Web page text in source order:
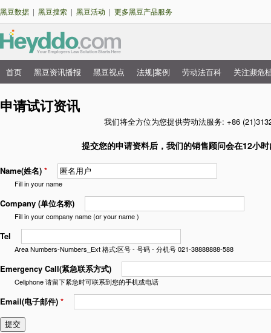
转
要
内
黑豆数据 | 黑豆搜索 | 黑豆活动 | 更多黑豆产品服务
主
菜
单
首页 黑豆资讯播报 黑豆视点 法规|案例 劳动法百科 关注濒危
申请试订资讯
我们将全方位为您提供劳动法服务: +86
提交您的申请资料后，我们的销售顾问会在12小
Name(姓名) *
Fill in your name
Company (单位名称)
Fill in your company name (or your name )
Tel
Area Numbers-Numbers_Ext 格式:区号 - 号码 - 分机号 021-38888888-588
Emergency Call(紧急联系方式)
Cellphone 请留下紧急时可联系到您的手机或电话
Email(电子邮件) *